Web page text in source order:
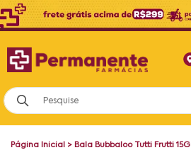
Página Inicial > Bala Bubbaloo Tutti Frutti 15G